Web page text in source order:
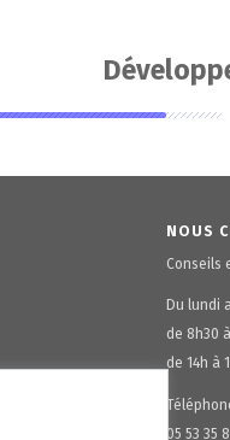
NOUS
Conseils
Du lundi
de 8h30
de 14h à
05 53 35